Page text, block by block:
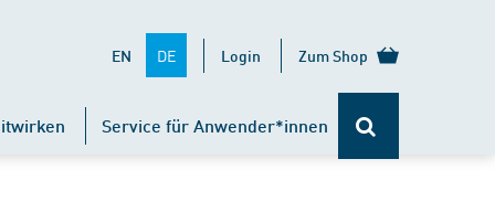
EN DE Login Zum Shop
Service für Anwender*innen